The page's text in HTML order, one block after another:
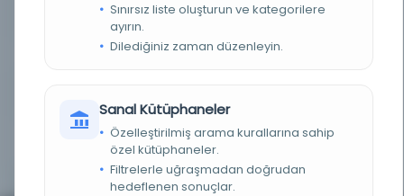
İstanbul Büyükşehir Belediyesi Kütüphaneleri
DEMIRBAŞ NUMARASI OE_Yz_000997-01
Yazar: OM I/ 104-06-07; Kitap 1b Eser: OM I/ 104-
06-07; Kitap 1b Şarih: OM I/ 104-06-07 Nüshalar:
OE_Yz_000058/ 08
Sınırsız liste oluşturun ve kategorilere
ayırın.
Dilediğiniz zaman düzenleyin.
Sanal Kütüphaneler
Özelleştirilmiş arama kurallarına sahip
özel kütüphaneler.
Filtrelerle uğraşmadan doğrudan
hedeflenen sonuçlar.